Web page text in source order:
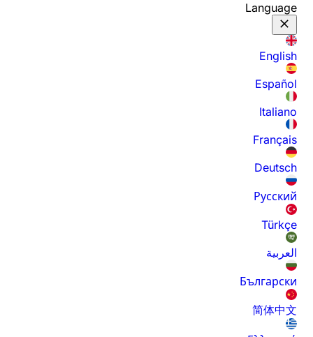
Language
English
Español
Italiano
Français
Deutsch
Русский
Türkçe
العربية
Български
简体中文